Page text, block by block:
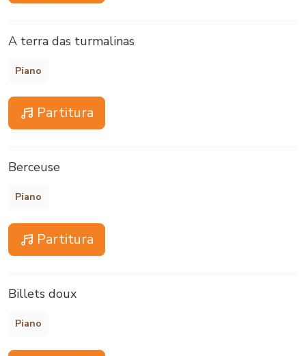
A terra das turmalinas
Piano
Partitura
Berceuse
Piano
Partitura
Billets doux
Piano